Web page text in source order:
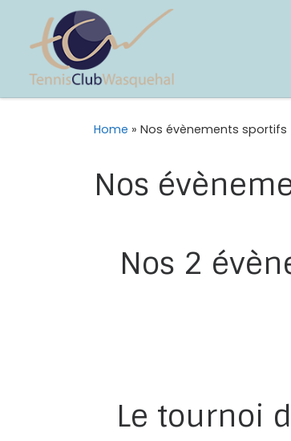
Home » Nos évènements sportifs
Nos
Nos 2
Le tournoi